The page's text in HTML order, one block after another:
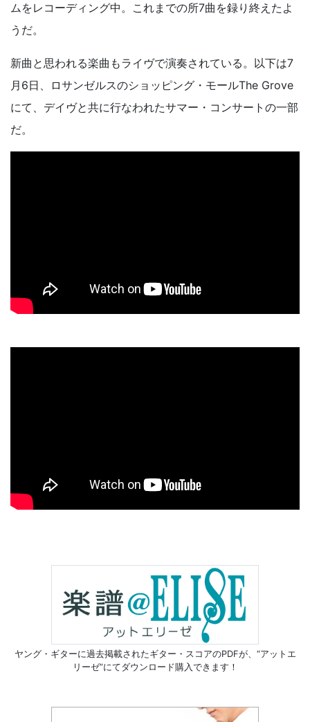
ムをレコーディング中。これまでの所7曲を録り終えたよ
うだ。
新曲と思われる楽曲もライヴで演奏されている。以下は7
月6日、ロサンゼルスのショッピング・モールThe Grove
にて、デイヴと共に行なわれたサマー・コンサートの一部
だ。
ヤング・ギターに過去掲載されたギター・スコアのPDFが、 “アットエ
リーゼ”にてダウンロード購入できます！